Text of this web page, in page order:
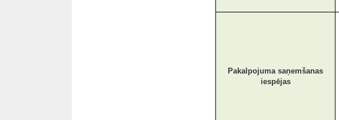
Pakalpojuma saņemšanas
iespējas